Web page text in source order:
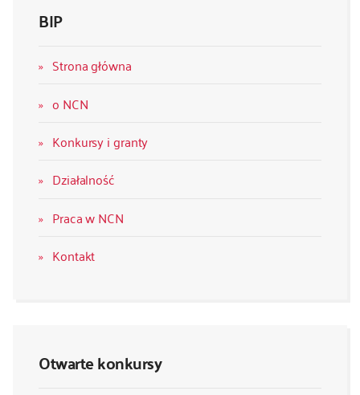
BIP
Strona główna
o NCN
Konkursy i granty
Działalność
Praca w NCN
Kontakt
Otwarte konkursy